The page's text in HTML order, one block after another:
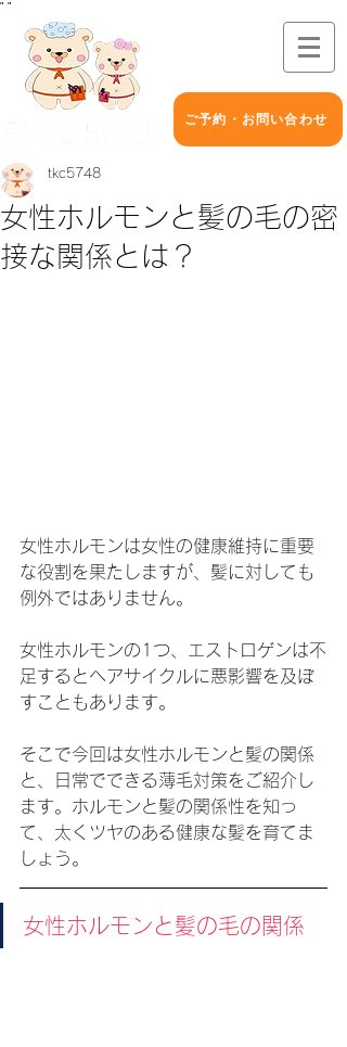
" "
ご予約・お問い合わせ
女性ホルモンと髪の毛の密
接な関係とは？
tkc5748
女性ホルモンは女性の健康維持に重要
な役割を果たしますが、髪に対しても
例外ではありません。
女性ホルモンの1つ、エストロゲンは不
足するとヘアサイクルに悪影響を及ぼ
すこともあります。
そこで今回は女性ホルモンと髪の関係
と、日常でできる薄毛対策をご紹介し
ます。ホルモンと髪の関係性を知っ
て、太くツヤのある健康な髪を育てま
しょう。
女性ホルモンと髪の毛の関係